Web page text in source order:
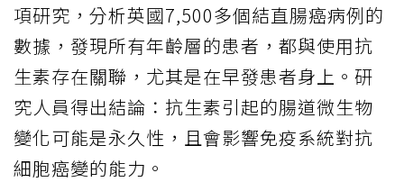
項研究，分析英國7,500多個結直腸癌病例的
數據，發現所有年齡層的患者，都與使用抗
生素存在關聯，尤其是在早發患者身上。研
究人員得出結論：抗生素引起的腸道微生物
變化可能是永久性，且會影響免疫系統對抗
細胞癌變的能力。